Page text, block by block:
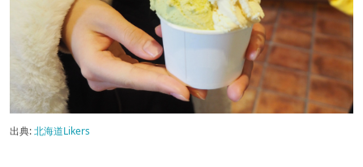
出典:北海道Likers